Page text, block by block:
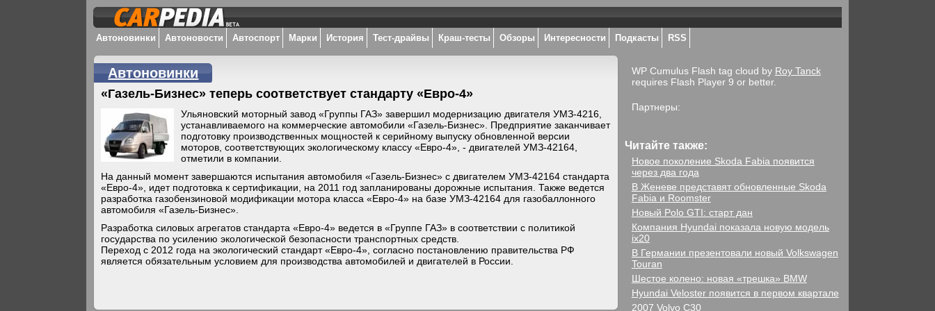
Автоновинки Автоновости Автоспорт Марки История Тест-драйвы Краш-тесты Обзоры Интересности Подкасты RSS
Автоновинки
«Газель-Бизнес» теперь соответствует стандарту «Евро-4»
Ульяновский моторный завод «Группы ГАЗ» завершил модернизацию двигателя УМЗ-4216,
устанавливаемого на коммерческие автомобили «Газель-Бизнес». Предприятие заканчивает
подготовку производственных мощностей к серийному выпуску обновленной версии
моторов, соответствующих экологическому классу «Евро-4», - двигателей УМЗ-42164,
отметили в компании.
На данный момент завершаются испытания автомобиля «Газель-Бизнес» с двигателем УМЗ-42164 стандарта
«Евро-4», идет подготовка к сертификации, на 2011 год запланированы дорожные испытания. Также ведется
разработка газобензиновой модификации мотора класса «Евро-4» на базе УМЗ-42164 для газобаллонного
автомобиля «Газель-Бизнес».
Разработка силовых агрегатов стандарта «Евро-4» ведется в «Группе ГАЗ» в соответствии с политикой
государства по усилению экологической безопасности транспортных средств.
Переход с 2012 года на экологический стандарт «Евро-4», согласно постановлению правительства РФ
является обязательным условием для производства автомобилей и двигателей в России.
WP Cumulus Flash tag cloud by Roy Tanck
requires Flash Player 9 or better.
Партнеры:
Читайте также:
Новое поколение Skoda Fabia появится
через два года
В Женеве представят обновленные Skoda
Fabia и Roomster
Новый Polo GTI: старт дан
Компания Hyundai показала новую модель
ix20
В Германии презентовали новый Volkswagen
Touran
Шестое колено: новая «трешка» BMW
Hyundai Veloster появится в первом квартале
2007 Volvo C30